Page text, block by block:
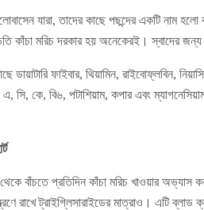
যারা, তাদের কাছে পছন্দের একটি নাম
কাঁচা মরিচ দরকার হয় অনেকেরই। স্বাদের জন্য
ডায়াটারি ফাইবার, থিয়ামিন, রাইবোফ্লবিন,
এ, সি, কে, বি৬, পটাশিয়াম, কপার এবং
থেকে বাঁচতে প্রতিদিন কাঁচা মরিচ খাওয়ার
রাখে ট্রাইগ্লিসারাইডের মাত্রাও। এটি